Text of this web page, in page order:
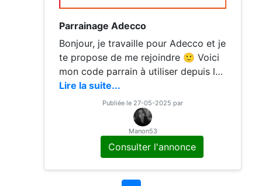
Parrainage Adecco
Bonjour, je travaille pour Adecco et je
te propose de me rejoindre 🙂 Voici
mon code parrain à utiliser depuis le
site Adecco.fr ou l'application Adecc
o & Moi : PME3K.
Lire la suite...
Publiée le 27-05-2025 par
Manon53
Consulter l'annonce